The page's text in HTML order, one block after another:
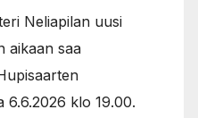
Neliapilan uusi
aikaan saa
6.6.2026 klo 19.00.